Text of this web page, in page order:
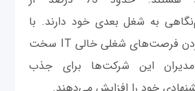
به شغل بعدی خود دارند. با
توجه به اینکه پر کردن فرصت‌های شغلی خالی IT سخت
این شرکت‌ها برای جذب